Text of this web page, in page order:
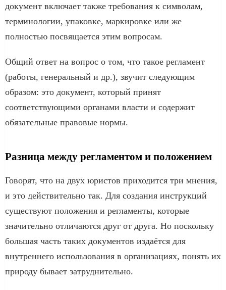
документ включает также требования к символам,
терминологии, упаковке, маркировке или же
полностью посвящается этим вопросам.
Общий ответ на вопрос о том, что такое регламент
(работы, генеральный и др.), звучит следующим
образом: это документ, который принят
соответствующими органами власти и содержит
обязательные правовые нормы.
Разница между регламентом и положением
Говорят, что на двух юристов приходится три мнения,
и это действительно так. Для создания инструкций
существуют положения и регламенты, которые
значительно отличаются друг от друга. Но поскольку
большая часть таких документов издаётся для
внутреннего использования в организациях, понять их
природу бывает затруднительно.